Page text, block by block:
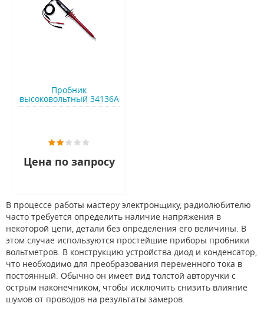
Пробник
высоковольтный 34136A
Цена по запросу
В процессе работы мастеру электронщику, радиолюбителю
часто требуется определить наличие напряжения в
некоторой цепи, детали без определения его величины. В
этом случае используются простейшие приборы пробники
вольтметров. В конструкцию устройства диод и конденсатор,
что необходимо для преобразования переменного тока в
постоянный. Обычно он имеет вид толстой авторучки с
острым наконечником, чтобы исключить снизить влияние
шумов от проводов на результаты замеров.